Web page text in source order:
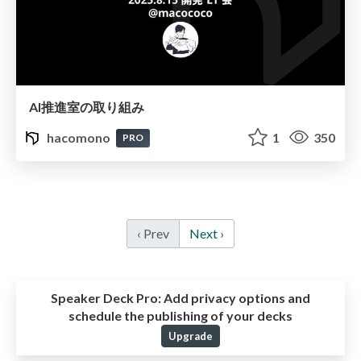
AI推進室の取り組み
hacomono
PRO 1 350
‹ Prev Next ›
Speaker Deck Pro:Add privacy options and
schedule the publishing of your decks
Upgrade